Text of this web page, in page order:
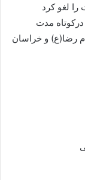
رضا(ع) و خراسان